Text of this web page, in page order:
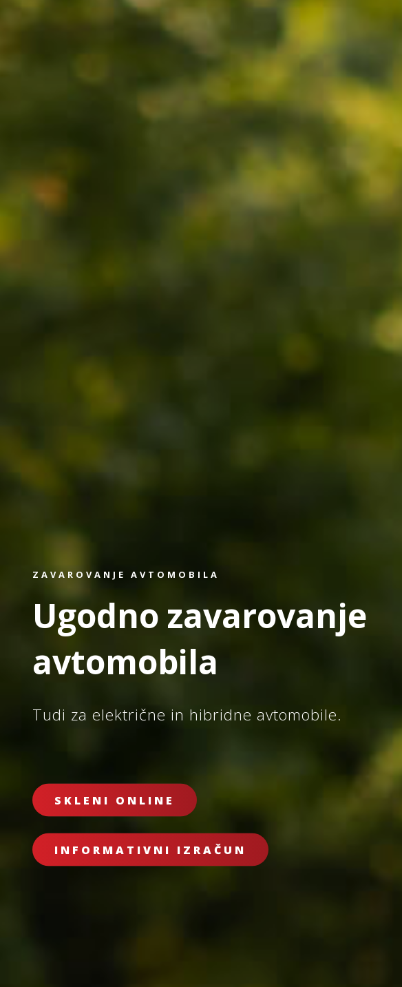
ZAVAROVANJE AVTOMOBILA
Ugodno zavarovanje
avtomobila
Tudi za električne in hibridne avtomobile.
SKLENI ONLINE
INFORMATIVNI IZRAČUN